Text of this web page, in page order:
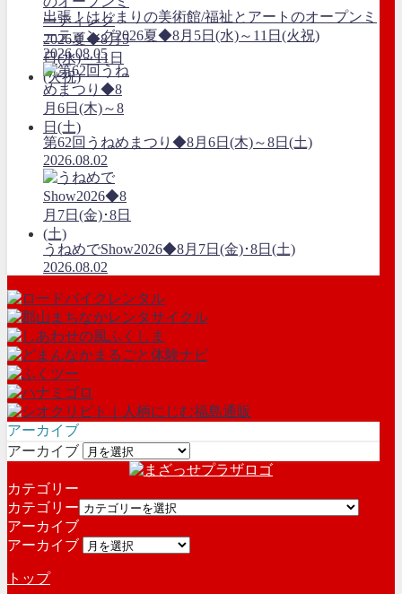
出張！はじまりの美術館/福祉とアートのオープンミ
ーティング2026夏◆8月5日(水)～11日(火祝)
2026.08.05
第62回うねめまつり◆8月6日(木)～8日(土)
2026.08.02
うねめでShow2026◆8月7日(金)･8日(土)
2026.08.02
アーカイブ
アーカイブ
カテゴリー
カテゴリー
アーカイブ
アーカイブ
トップ